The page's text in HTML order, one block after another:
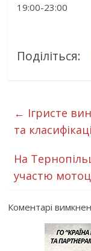
19:00-23:00
Поділіться:
← Ігристе
та
На
участю
Коментарі